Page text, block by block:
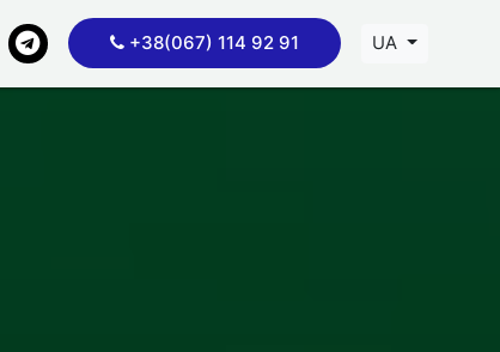
+38(067) 114 92 91 UA